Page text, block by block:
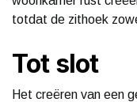
totdat de zithoek
Tot slot
Het creëren van een